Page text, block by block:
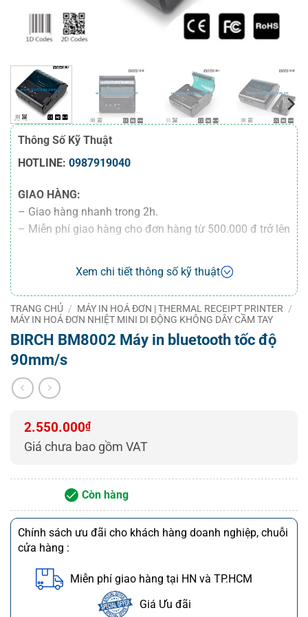
Thông Số Kỹ Thuật
HOTLINE: 0987919040
GIAO HÀNG:
– Giao hàng nhanh trong 2h.
– Miễn phí giao hàng cho đơn hàng từ 500.000 đ trở lên
– Miễn phí giao hàng 100 km cho đơn hàng từ
50.000.000 đ trở lên
– Nhận giao hàng và lắp đặt từ 8h00 – 21h00 tất cả
(Cả ngày lễ, T7 và Chủ Nhật)
Xem chi tiết thông số kỹ thuật
TRANG CHỦ / MÁY IN HOÁ ĐƠN | THERMAL RECEIPT PRINTER /
MÁY IN HOÁ ĐƠN NHIỆT MINI DI ĐỘNG KHÔNG DÂY CẦM TAY
BIRCH BM8002 Máy in bluetooth tốc độ
90mm/s
2.550.000₫
Giá chưa bao gồm VAT
Còn hàng
Chính sách ưu đãi cho khách hàng doanh nghiệp, chuỗi
cửa hàng :
Miễn phí giao hàng tại HN và TP.HCM
Giá Ưu đãi